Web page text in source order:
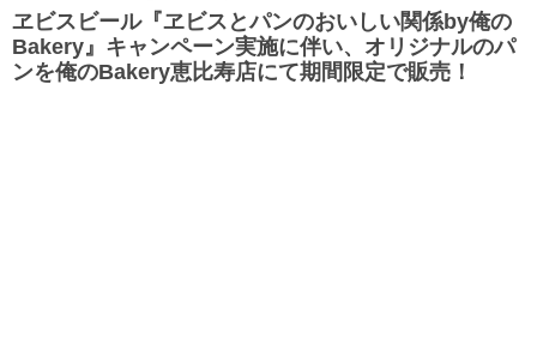
ヱビスビール『ヱビスとパンのおいしい関係by俺の
Bakery』キャンペーン実施に伴い、オリジナルのパ
ンを俺のBakery恵比寿店にて期間限定で販売！